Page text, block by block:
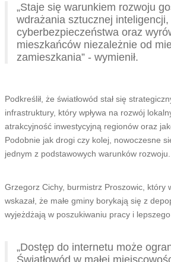
„Staje się warunkiem rozwoju
wdrażania sztucznej
cyberbezpieczeństwa oraz
mieszkańców niezależnie od
zamieszkania” - wymienił.
Podkreślił, że światłowód stał się
infrastruktury, który wpływa na rozwój
atrakcyjność inwestycyjną regionów oraz
Podobnie jak drogi czy kolej, nowoczesne
jednym z podstawowych warunków rozwoju.
Grzegorz Cichy, burmistrz Proszowic, który
wskazał, że małe gminy borykają się z
wyjeżdżają w poszukiwaniu pracy i lepszego
„Dostęp do internetu może
Światłowód w małej